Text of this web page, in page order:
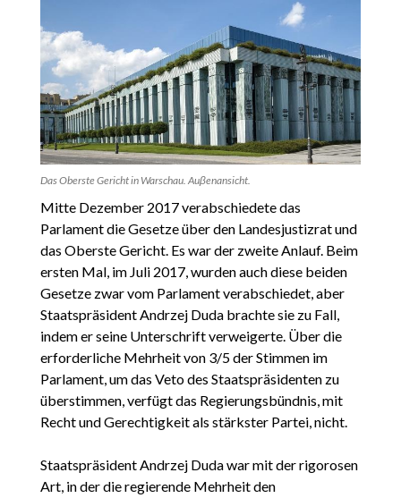
Das Oberste Gericht in Warschau. Auβenansicht.
Mitte Dezember 2017 verabschiedete das
Parlament die Gesetze über den Landesjustizrat und
das Oberste Gericht. Es war der zweite Anlauf. Beim
ersten Mal, im Juli 2017, wurden auch diese beiden
Gesetze zwar vom Parlament verabschiedet, aber
Staatspräsident Andrzej Duda brachte sie zu Fall,
indem er seine Unterschrift verweigerte. Über die
erforderliche Mehrheit von 3/5 der Stimmen im
Parlament, um das Veto des Staatspräsidenten zu
überstimmen, verfügt das Regierungsbündnis, mit
Recht und Gerechtigkeit als stärkster Partei, nicht.
Staatspräsident Andrzej Duda war mit der rigorosen
Art, in der die regierende Mehrheit den